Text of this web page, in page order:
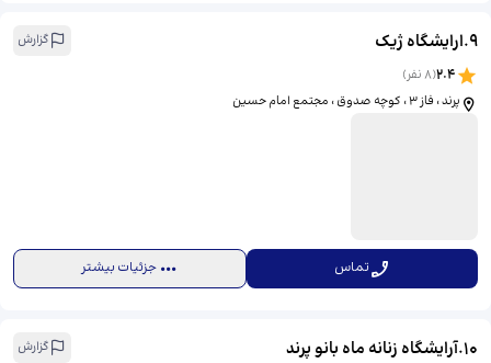
9
.ارایشگاه ژیک گزارش
2.4
(
8نفر)
پرند ، فاز ٣ ، كوچه صدوق ، مجتمع امام حسين
تماس جزئیات بیشتر
10
.آرایشگاه زنانه ماه بانو پرند
گزارش